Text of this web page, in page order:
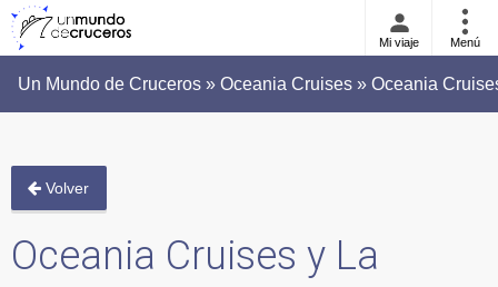
Mi viaje Menú
Un Mundo de Cruceros » Oceania Cruises » Oceania
Volver
Oceania Cruises y La